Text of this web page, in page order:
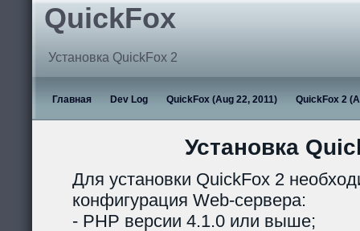
QuickFox
Установка QuickFox 2
Главная Dev Log QuickFox (Aug 22, 2011) QuickFox 2
Установка
Для установки QuickFox 2
конфигурация Web-сервера:
- PHP версии 4.1.0 или выше;